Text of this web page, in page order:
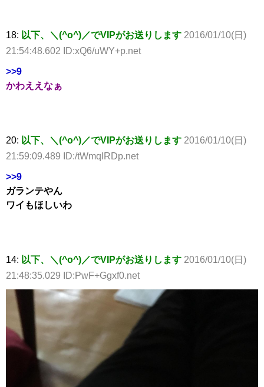
18: 以下、＼(^o^)／でVIPがお送りします 2016/01/10(日)
21:54:48.602 ID:xQ6/uWY+p.net
>>9
かわええなぁ
20: 以下、＼(^o^)／でVIPがお送りします 2016/01/10(日)
21:59:09.489 ID:/tWmqIRDp.net
>>9
ガランテやん
ワイもほしいわ
14: 以下、＼(^o^)／でVIPがお送りします 2016/01/10(日)
21:48:35.029 ID:PwF+Ggxf0.net